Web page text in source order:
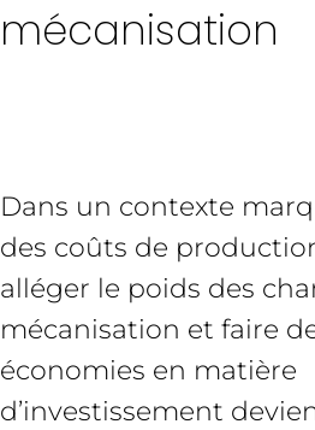
mécanisation
Dans un contexte
des coûts de
alléger le poids des
mécanisation et faire
économies en matière
d’investissement